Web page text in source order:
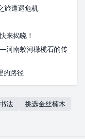
旅遭遇危机
来揭晓！
河南蛟河橄榄石的传
的路径
法
挑选金丝楠木